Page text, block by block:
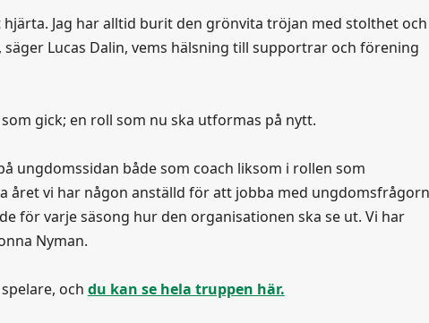
Jag har alltid burit den grönvita tröjan med stolthet och
Lucas Dalin, vems hälsning till supportrar och förening
gick; en roll som nu ska utformas på nytt.
ungdomssidan både som coach liksom i rollen som
året vi har någon anställd för att jobba med
för varje säsong hur den organisationen ska se ut. Vi har
Nyman.
och du kan se hela truppen här.